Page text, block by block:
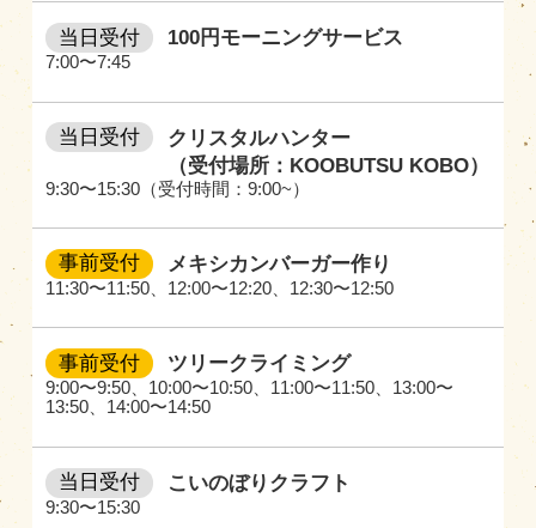
7:00〜7:45
当日受付 100円モーニングサービス
9:30〜15:30（受付時間：9:00~）
当日受付
クリスタルハンター
（受付場所：KOOBUTSU KOBO）
11:30〜11:50 12:00〜12:20 12:30〜12:50
事前受付 メキシカンバーガー作り
9:00〜9:50、 10:00〜10:50、 11:00〜11:50、 13:00〜
13:50、 14:00〜14:50
事前受付 ツリークライミング
9:30〜15:30
当日受付 こいのぼりクラフト